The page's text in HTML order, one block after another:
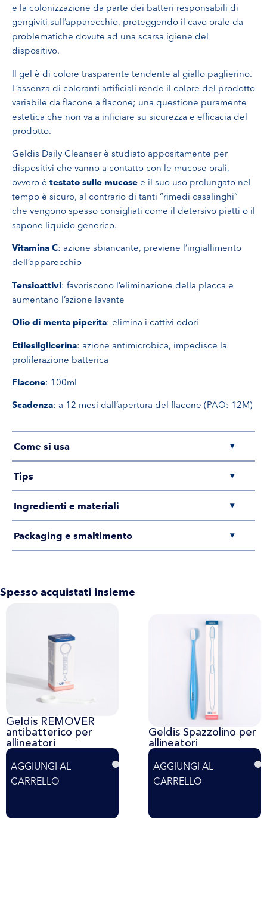
e la colonizzazione da parte dei batteri responsabili di
gengiviti sull’apparecchio, proteggendo il cavo orale da
problematiche dovute ad una scarsa igiene del
dispositivo.
Il gel è di colore trasparente tendente al giallo paglierino.
L’assenza di coloranti artificiali rende il colore del prodotto
variabile da flacone a flacone; una questione puramente
estetica che non va a inficiare su sicurezza e efficacia del
prodotto.
Geldis Daily Cleanser è studiato appositamente per
dispositivi che vanno a contatto con le mucose orali,
ovvero è testato sulle mucose e il suo uso prolungato nel
tempo è sicuro, al contrario di tanti “rimedi casalinghi”
che vengono spesso consigliati come il detersivo piatti o il
sapone liquido generico.
Vitamina C: azione sbiancante, previene l’ingiallimento
dell’apparecchio
Tensioattivi: favoriscono l’eliminazione della placca e
aumentano l’azione lavante
Olio di menta piperita: elimina i cattivi odori
Etilesilglicerina: azione antimicrobica, impedisce la
proliferazione batterica
Flacone: 100ml
Scadenza: a 12 mesi dall’apertura del flacone (PAO: 12M)
Come si usa ▾
Tips ▾
Ingredienti e materiali ▾
Packaging e smaltimento ▾
Spesso acquistati insieme
Geldis REMOVER
antibatterico per
allineatori
AGGIUNGI AL
CARRELLO
Geldis Spazzolino per
allineatori
AGGIUNGI AL
CARRELLO